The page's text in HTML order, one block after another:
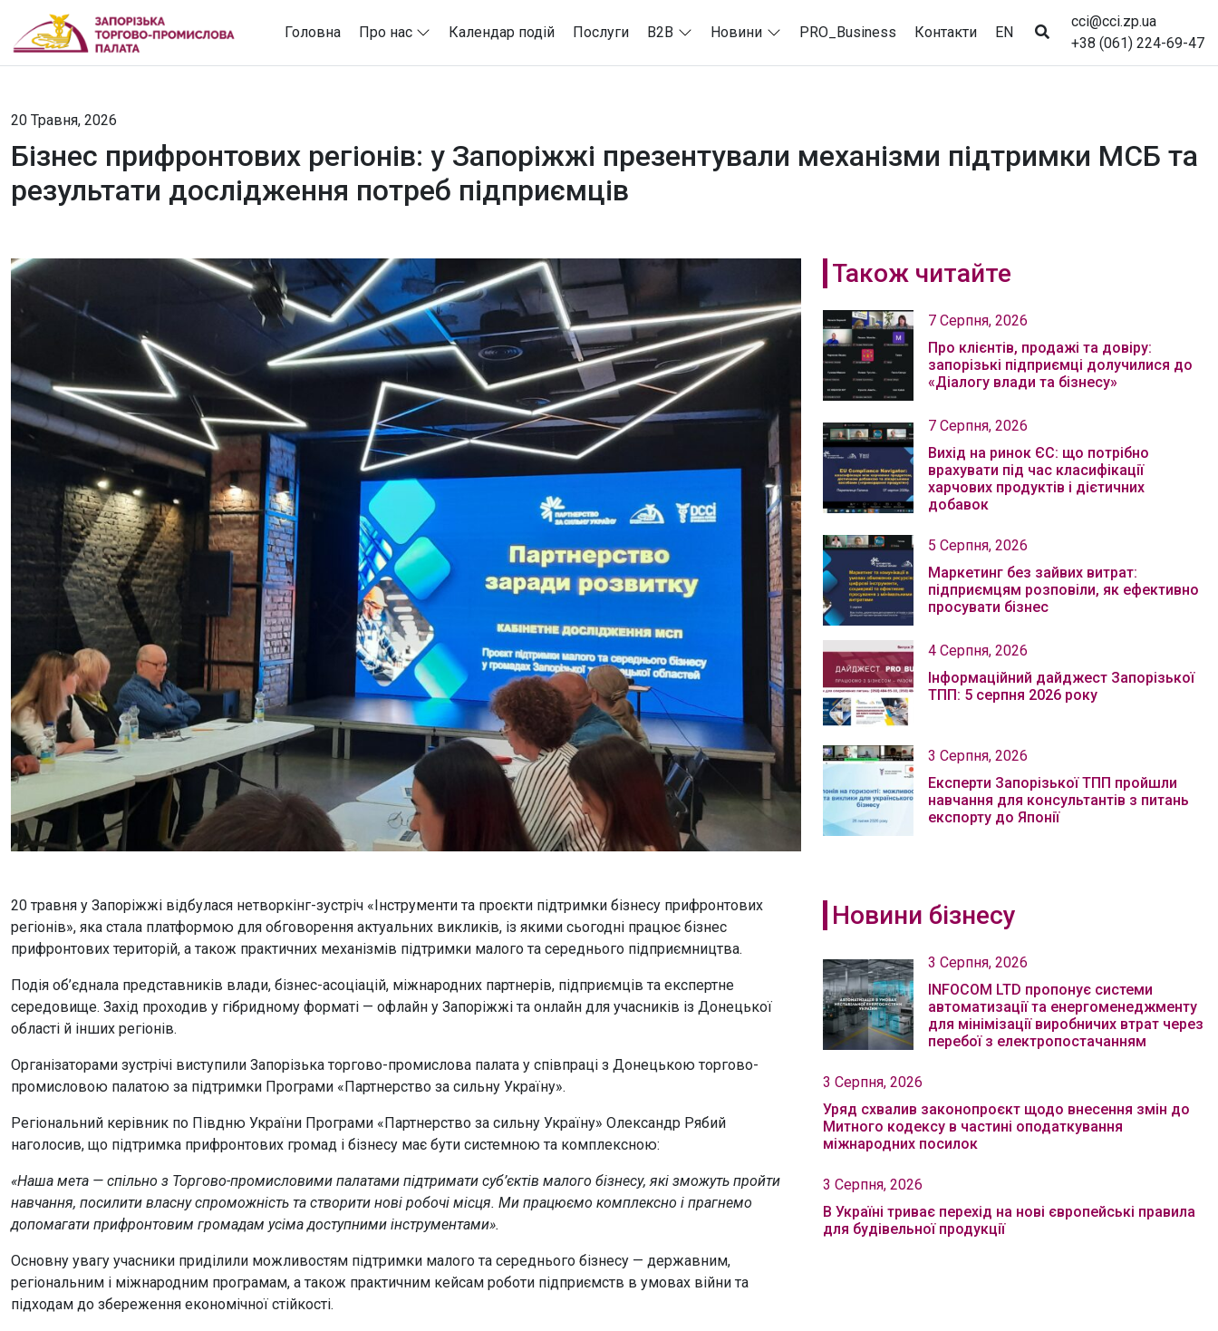
Головна Про нас Календар подій Послуги B2B Новини PRO_Business Контакти EN
cci@cci.zp.ua
+38 (061) 224-69-47
20 Травня, 2026
Бізнес прифронтових регіонів: у Запоріжжі презентували механізми підтримки МСБ та
результати дослідження потреб підприємців
20 травня у Запоріжжі відбулася нетворкінг-зустріч «Інструменти та проєкти підтримки бізнесу прифронтових
регіонів», яка стала платформою для обговорення актуальних викликів, із якими сьогодні працює бізнес
прифронтових територій, а також практичних механізмів підтримки малого та середнього підприємництва.
Подія об’єднала представників влади, бізнес-асоціацій, міжнародних партнерів, підприємців та експертне
середовище. Захід проходив у гібридному форматі — офлайн у Запоріжжі та онлайн для учасників із Донецької
області й інших регіонів.
Організаторами зустрічі виступили Запорізька торгово-промислова палата у співпраці з Донецькою торгово-
промисловою палатою за підтримки Програми «Партнерство за сильну Україну».
Регіональний керівник по Півдню України Програми «Партнерство за сильну Україну» Олександр Рябий
наголосив, що підтримка прифронтових громад і бізнесу має бути системною та комплексною:
«Наша мета — спільно з Торгово-промисловими палатами підтримати суб’єктів малого бізнесу, які зможуть пройти
навчання, посилити власну спроможність та створити нові робочі місця. Ми працюємо комплексно і прагнемо
допомагати прифронтовим громадам усіма доступними інструментами».
Основну увагу учасники приділили можливостям підтримки малого та середнього бізнесу — державним,
регіональним і міжнародним програмам, а також практичним кейсам роботи підприємств в умовах війни та
підходам до збереження економічної стійкості.
Також читайте
7 Серпня, 2026
Про клієнтів, продажі та довіру:
запорізькі підприємці долучилися до
«Діалогу влади та бізнесу»
7 Серпня, 2026
Вихід на ринок ЄС: що потрібно
врахувати під час класифікації
харчових продуктів і дієтичних
добавок
5 Серпня, 2026
Маркетинг без зайвих витрат:
підприємцям розповіли, як ефективно
просувати бізнес
4 Серпня, 2026
Інформаційний дайджест Запорізької
ТПП: 5 серпня 2026 року
3 Серпня, 2026
Експерти Запорізької ТПП пройшли
навчання для консультантів з питань
експорту до Японії
Новини бізнесу
3 Серпня, 2026
INFOCOM LTD пропонує системи
автоматизації та енергоменеджменту
для мінімізації виробничих втрат через
перебої з електропостачанням
3 Серпня, 2026
Уряд схвалив законопроєкт щодо внесення змін до
Митного кодексу в частині оподаткування
міжнародних посилок
3 Серпня, 2026
В Україні триває перехід на нові європейські правила
для будівельної продукції